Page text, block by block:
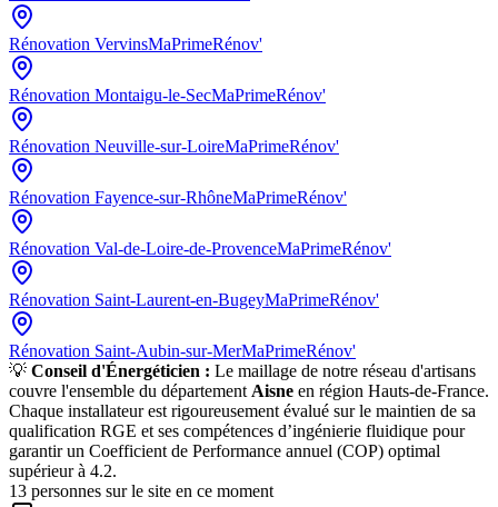
Rénovation VervinsMaPrimeRénov'
Rénovation Montaigu-le-SecMaPrimeRénov'
Rénovation Neuville-sur-LoireMaPrimeRénov'
Rénovation Fayence-sur-RhôneMaPrimeRénov'
Rénovation Val-de-Loire-de-ProvenceMaPrimeRénov'
Rénovation Saint-Laurent-en-BugeyMaPrimeRénov'
Rénovation Saint-Aubin-sur-MerMaPrimeRénov'
💡 Conseil d'Énergéticien : Le maillage de notre réseau d'artisans
couvre l'ensemble du département Aisne en région Hauts-de-France.
Chaque installateur est rigoureusement évalué sur le maintien de sa
qualification RGE et ses compétences d’ingénierie fluidique pour
garantir un Coefficient de Performance annuel (COP) optimal
supérieur à 4.2.
13 personnes sur le site en ce moment